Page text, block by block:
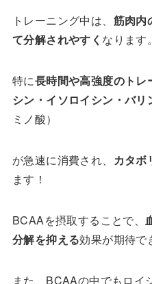
トレーニング中は、 筋肉内
て分解されやすく なります。
特に長時間や高強度のトレ
シン・イソロイシン・バリ
ミノ酸）
が急速に消費され、 カタボ
ます！
BCAAを摂取することで、
分解を抑える効果が期待で
また、BCAAの中でもロイ